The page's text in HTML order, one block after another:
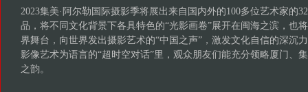
2023集美·阿尔勒国际摄影季将展出来自国内外的100多位艺术家的
品，将不同文化背景下各具特色的“光影画卷”展开在闽海之滨，也
界舞台，向世界发出摄影艺术的“中国之声”，激发文化自信的深沉
影像艺术为语言的“超时空对话”里，观众朋友们能充分领略厦门、
之韵。